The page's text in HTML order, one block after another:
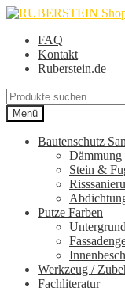
Zur
springen
Zum
springenFAQ
Kontakt
Ruberstein.de
Suche
nach:
Menü
Bautenschutz
Dämmung
Stein &
Putze Farben
Werkzeug /
Fachliteratur